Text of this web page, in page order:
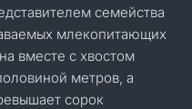
семейства
млекопитающих
вместе с хвостом
метров, а
сорок